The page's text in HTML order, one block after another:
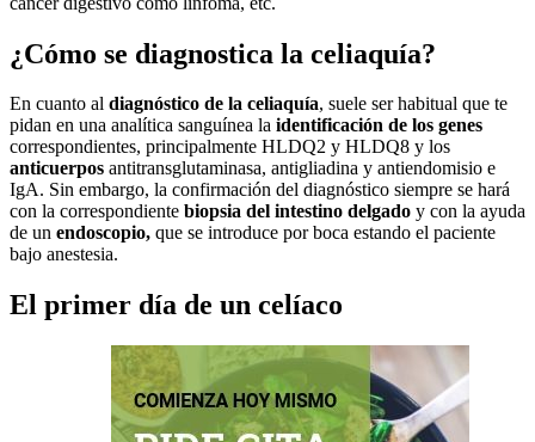
¿Cómo se diagnostica la celiaquía?
En cuanto al diagnóstico de la celiaquía, suele ser habitual que te
pidan en una analítica sanguínea la identificación de los genes
correspondientes, principalmente HLDQ2 y HLDQ8 y los
anticuerpos antitransglutaminasa, antigliadina y antiendomisio e
IgA. Sin embargo, la confirmación del diagnóstico siempre se hará
con la correspondiente biopsia del intestino delgado y con la ayuda
de un endoscopio, que se introduce por boca estando el paciente
bajo anestesia.
El primer día de un celíaco